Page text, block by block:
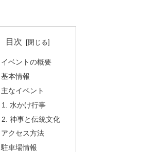
目次
イベントの概要
基本情報
主なイベント
水かけ行事
神事と伝統文化
アクセス方法
駐車場情報